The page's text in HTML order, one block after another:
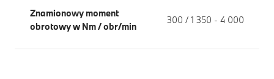
Znamionowy moment
obrotowy w Nm / obr/min
300 / 1 350 - 4 000